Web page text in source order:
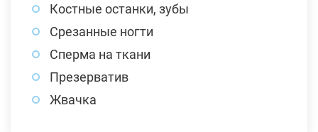
Костные останки, зубы
Срезанные ногти
Сперма на ткани
Презерватив
Жвачка